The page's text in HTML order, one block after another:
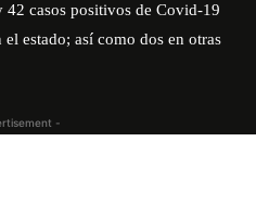
casos positivos de Covid-19
estado; así como dos en otras
-